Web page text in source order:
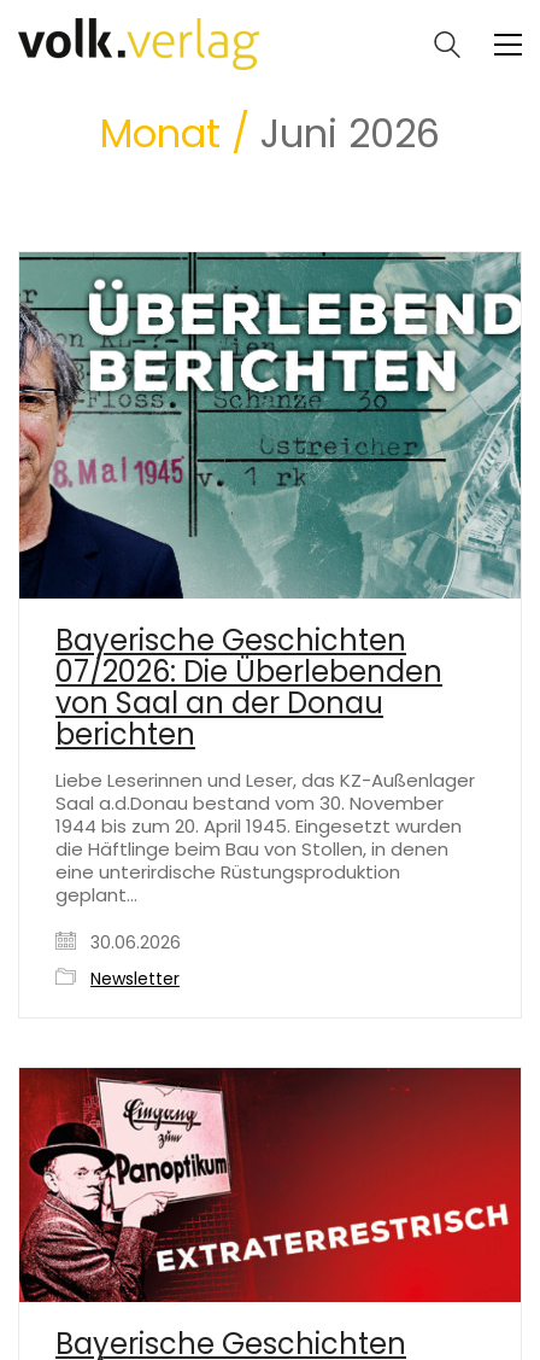
Monat / Juni 2026
Bayerische Geschichten
07/2026: Die Überlebenden
von Saal an der Donau
berichten
Liebe Leserinnen und Leser, das KZ-Außenlager
Saal a.d.Donau bestand vom 30. November
1944 bis zum 20. April 1945. Eingesetzt wurden
die Häftlinge beim Bau von Stollen, in denen
eine unterirdische Rüstungsproduktion
geplant…
30.06.2026
Newsletter
Bayerische Geschichten